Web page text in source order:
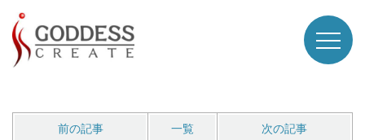
前の記事 一覧 次の記事